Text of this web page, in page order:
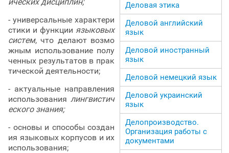
- универсальные характери
стики и функции языковых
систем, что делают возмо
жным использование полу
ченных результатов в прак
тической деятельности;
- актуальные направления
использования лингвистич
еского знания;
- основы и способы создан
ия языковых корпусов и их
использования;
Деловая этика
Деловой английский
язык
Деловой иностранный
язык
Деловой немецкий язык
Деловой украинский
язык
Делопроизводство.
Организация работы с
документами